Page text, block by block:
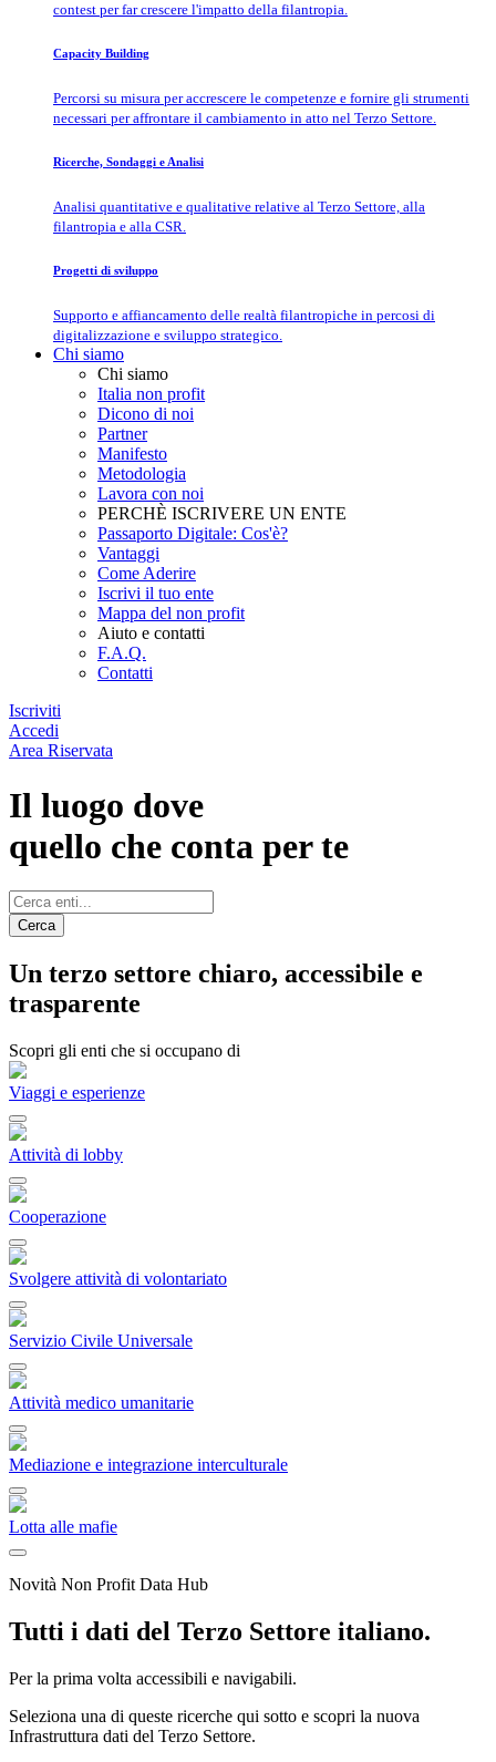
contest per far crescere l'impatto della filantropia.
Capacity Building
Percorsi su misura per accrescere le competenze e fornire gli strumenti
necessari per affrontare il cambiamento in atto nel Terzo Settore.
Ricerche, Sondaggi e Analisi
Analisi quantitative e qualitative relative al Terzo Settore, alla
filantropia e alla CSR.
Progetti di sviluppo
Supporto e affiancamento delle realtà filantropiche in percosi di
digitalizzazione e sviluppo strategico.
Chi siamo
Chi siamo
Italia non profit
Dicono di noi
Partner
Manifesto
Metodologia
Lavora con noi
PERCHÈ ISCRIVERE UN ENTE
Passaporto Digitale: Cos'è?
Vantaggi
Come Aderire
Iscrivi il tuo ente
Mappa del non profit
Aiuto e contatti
F.A.Q.
Contatti
Iscriviti
Accedi
Area Riservata
Il luogo dove
quello che conta per te
Cerca
Un terzo settore chiaro, accessibile e
trasparente
Scopri gli enti che si occupano di
Viaggi e esperienze
Attività di lobby
Cooperazione
Svolgere attività di volontariato
Servizio Civile Universale
Attività medico umanitarie
Mediazione e integrazione interculturale
Lotta alle mafie
Novità Non Profit Data Hub
Tutti i dati del Terzo Settore italiano.
Per la prima volta accessibili e navigabili.
Seleziona una di queste ricerche qui sotto e scopri la nuova
Infrastruttura dati del Terzo Settore.